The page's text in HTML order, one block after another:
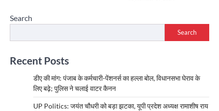
Search
Search
Recent Posts
डीए की मांग: पंजाब के कर्मचारी-पेंशनर्स का हल्ला बोल, विधानसभा घेराव के
लिए बढ़े; पुलिस ने चलाई वाटर कैनन
UP Politics: जयंत चौधरी को बड़ा झटका, यूपी प्रदेश अध्यक्ष रामाशीष राय